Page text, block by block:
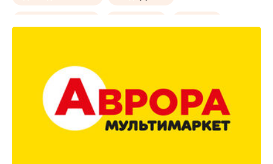
Все для туризму
Дозвілля та відпочинок Годинники
Домашній текстиль